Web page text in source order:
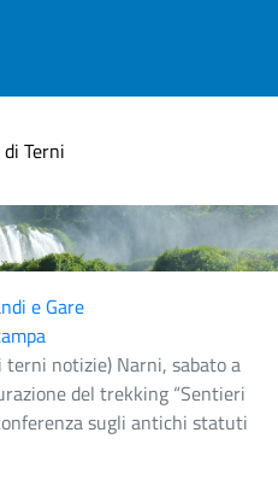
Terni
e Gare
terni notizie) Narni, sabato a
del trekking “Sentieri
sugli antichi statuti